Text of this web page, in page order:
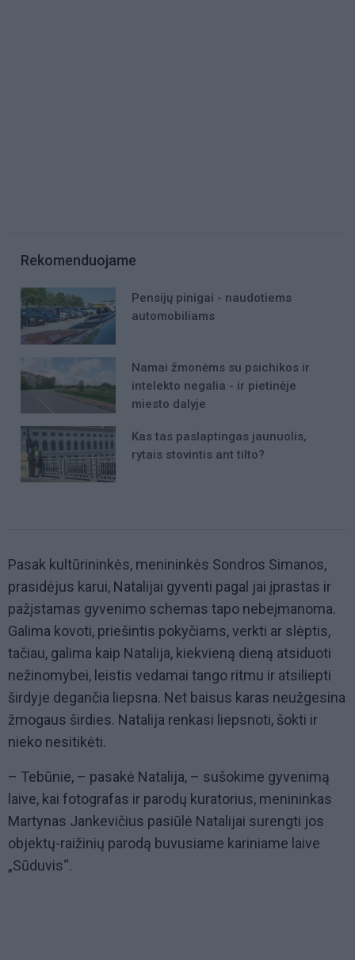
Rekomenduojame
Pensijų pinigai - naudotiems
automobiliams
Namai žmonėms su psichikos ir
intelekto negalia - ir pietinėje
miesto dalyje
Kas tas paslaptingas jaunuolis,
rytais stovintis ant tilto?
Pasak kultūrininkės, menininkės Sondros Simanos,
prasidėjus karui, Natalijai gyventi pagal jai įprastas ir
pažįstamas gyvenimo schemas tapo nebeįmanoma.
Galima kovoti, priešintis pokyčiams, verkti ar slėptis,
tačiau, galima kaip Natalija, kiekvieną dieną atsiduoti
nežinomybei, leistis vedamai tango ritmu ir atsiliepti
širdyje degančia liepsna. Net baisus karas neužgesina
žmogaus širdies. Natalija renkasi liepsnoti, šokti ir
nieko nesitikėti.
– Tebūnie, – pasakė Natalija, – sušokime gyvenimą
laive, kai fotografas ir parodų kuratorius, menininkas
Martynas Jankevičius pasiūlė Natalijai surengti jos
objektų-raižinių parodą buvusiame kariniame laive
„Sūduvis“.